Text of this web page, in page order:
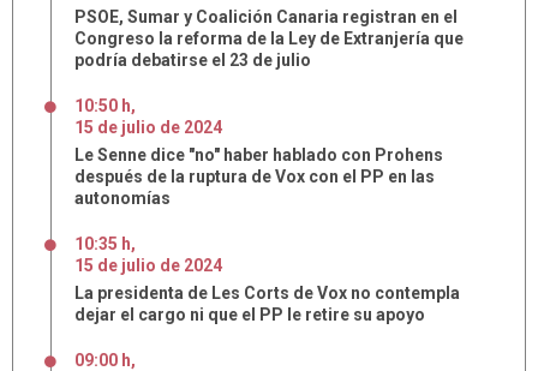
PSOE, Sumar y Coalición Canaria registran en el
Congreso la reforma de la Ley de Extranjería que
podría debatirse el 23 de julio
10:50 h,
15 de julio de 2024
Le Senne dice "no" haber hablado con Prohens
después de la ruptura de Vox con el PP en las
autonomías
10:35 h,
15 de julio de 2024
La presidenta de Les Corts de Vox no contempla
dejar el cargo ni que el PP le retire su apoyo
09:00 h,